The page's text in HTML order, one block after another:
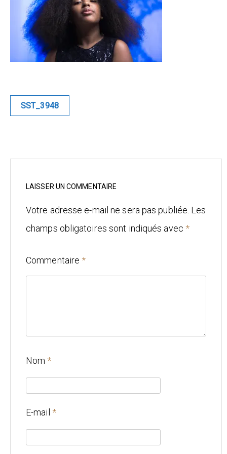
Blue
Equilibre
Renaissance
Sunustreet
Fashion
Culinaire
Industrielle
Mariage
Architecture
Navigation
SST_3948
LAISSER UN COMMENTAIRE
Votre adresse e-mail ne sera pas publiée. Les
champs obligatoires sont indiqués avec *
Commentaire *
Nom *
E-mail *